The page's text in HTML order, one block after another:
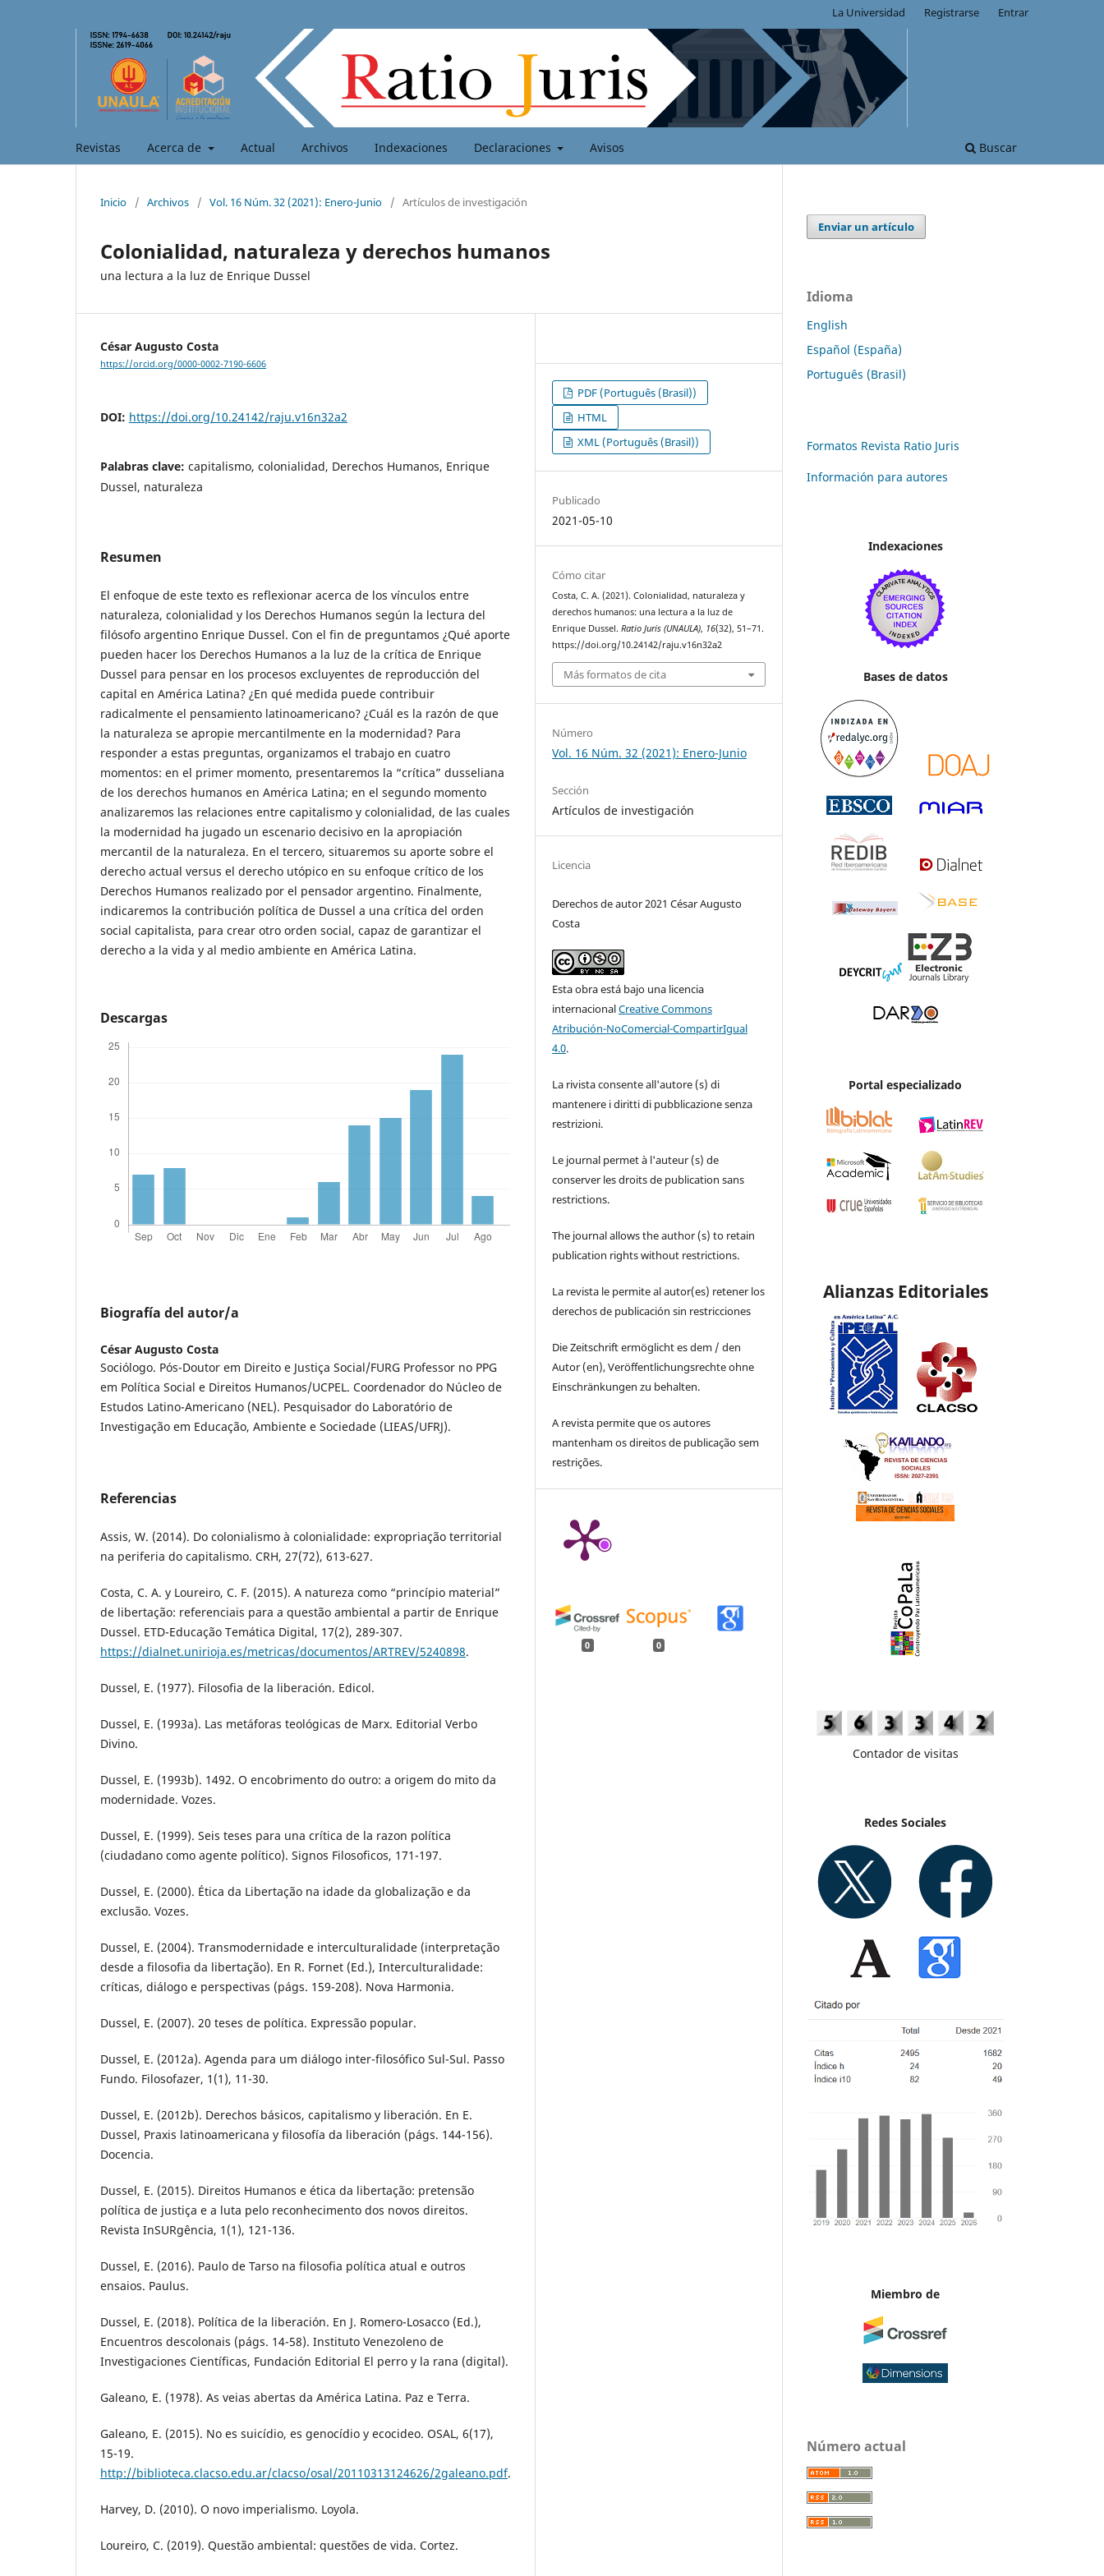
Revistas Acerca de Actual Archivos Indexaciones Declaraciones Avisos Buscar
La Universidad Registrarse Entrar
Inicio / Archivos / Vol. 16 Núm. 32 (2021): Enero-Junio / Artículos de investigación
Colonialidad, naturaleza y derechos humanos
una lectura a la luz de Enrique Dussel
César Augusto Costa
https://orcid.org/0000-0002-7190-6606
DOI: https://doi.org/10.24142/raju.v16n32a2
Palabras clave: capitalismo, colonialidad, Derechos Humanos, Enrique
Dussel, naturaleza
Resumen
El enfoque de este texto es reflexionar acerca de los vínculos entre
naturaleza, colonialidad y los Derechos Humanos según la lectura del
filósofo argentino Enrique Dussel. Con el fin de preguntamos ¿Qué aporte
pueden hacer los Derechos Humanos a la luz de la crítica de Enrique
Dussel para pensar en los procesos excluyentes de reproducción del
capital en América Latina? ¿En qué medida puede contribuir
radicalmente el pensamiento latinoamericano? ¿Cuál es la razón de que
la naturaleza se apropie mercantilmente en la modernidad? Para
responder a estas preguntas, organizamos el trabajo en cuatro
momentos: en el primer momento, presentaremos la “crítica” dusseliana
de los derechos humanos en América Latina; en el segundo momento
analizaremos las relaciones entre capitalismo y colonialidad, de las cuales
la modernidad ha jugado un escenario decisivo en la apropiación
mercantil de la naturaleza. En el tercero, situaremos su aporte sobre el
derecho actual versus el derecho utópico en su enfoque crítico de los
Derechos Humanos realizado por el pensador argentino. Finalmente,
indicaremos la contribución política de Dussel a una crítica del orden
social capitalista, para crear otro orden social, capaz de garantizar el
derecho a la vida y al medio ambiente en América Latina.
Descargas
Biografía del autor/a
César Augusto Costa
Sociólogo. Pós-Doutor em Direito e Justiça Social/FURG Professor no PPG
em Política Social e Direitos Humanos/UCPEL. Coordenador do Núcleo de
Estudos Latino-Americano (NEL). Pesquisador do Laboratório de
Investigação em Educação, Ambiente e Sociedade (LIEAS/UFRJ).
Referencias
Assis, W. (2014). Do colonialismo à colonialidade: expropriação territorial
na periferia do capitalismo. CRH, 27(72), 613-627.
Costa, C. A. y Loureiro, C. F. (2015). A natureza como “princípio material”
de libertação: referenciais para a questão ambiental a partir de Enrique
Dussel. ETD-Educação Temática Digital, 17(2), 289-307.
https://dialnet.unirioja.es/metricas/documentos/ARTREV/5240898.
Dussel, E. (1977). Filosofia de la liberación. Edicol.
Dussel, E. (1993a). Las metáforas teológicas de Marx. Editorial Verbo
Divino.
Dussel, E. (1993b). 1492. O encobrimento do outro: a origem do mito da
modernidade. Vozes.
Dussel, E. (1999). Seis teses para una crítica de la razon política
(ciudadano como agente político). Signos Filosoficos, 171-197.
Dussel, E. (2000). Ética da Libertação na idade da globalização e da
exclusão. Vozes.
Dussel, E. (2004). Transmodernidade e interculturalidade (interpretação
desde a filosofia da libertação). En R. Fornet (Ed.), Interculturalidade:
críticas, diálogo e perspectivas (págs. 159-208). Nova Harmonia.
Dussel, E. (2007). 20 teses de política. Expressão popular.
Dussel, E. (2012a). Agenda para um diálogo inter-filosófico Sul-Sul. Passo
Fundo. Filosofazer, 1(1), 11-30.
Dussel, E. (2012b). Derechos básicos, capitalismo y liberación. En E.
Dussel, Praxis latinoamericana y filosofía da liberación (págs. 144-156).
Docencia.
Dussel, E. (2015). Direitos Humanos e ética da libertação: pretensão
política de justiça e a luta pelo reconhecimento dos novos direitos.
Revista InSURgência, 1(1), 121-136.
Dussel, E. (2016). Paulo de Tarso na filosofia política atual e outros
ensaios. Paulus.
Dussel, E. (2018). Política de la liberación. En J. Romero-Losacco (Ed.),
Encuentros descolonais (págs. 14-58). Instituto Venezoleno de
Investigaciones Científicas, Fundación Editorial El perro y la rana (digital).
Galeano, E. (1978). As veias abertas da América Latina. Paz e Terra.
Galeano, E. (2015). No es suicídio, es genocídio y ecocideo. OSAL, 6(17),
15-19.
http://biblioteca.clacso.edu.ar/clacso/osal/20110313124626/2galeano.pdf.
Harvey, D. (2010). O novo imperialismo. Loyola.
Loureiro, C. (2019). Questão ambiental: questões de vida. Cortez.
PDF (Português (Brasil))
HTML
XML (Português (Brasil))
Publicado
2021-05-10
Cómo citar
Costa, C. A. (2021). Colonialidad, naturaleza y
derechos humanos: una lectura a la luz de
Enrique Dussel.Ratio Juris (UNAULA), 16(32), 51–71.
https://doi.org/10.24142/raju.v16n32a2
Más formatos de cita
Número
Vol. 16 Núm. 32 (2021): Enero-Junio
Sección
Artículos de investigación
Licencia
Derechos de autor 2021 César Augusto
Costa
Esta obra está bajo una licencia
internacionalCreative Commons
Atribución-NoComercial-CompartirIgual
4.0.
La rivista consente all'autore (s) di
mantenere i diritti di pubblicazione senza
restrizioni.
Le journal permet à l'auteur (s) de
conserver les droits de publication sans
restrictions.
The journal allows the author (s) to retain
publication rights without restrictions.
La revista le permite al autor(es) retener los
derechos de publicación sin restricciones
Die Zeitschrift ermöglicht es dem / den
Autor (en), Veröffentlichungsrechte ohne
Einschränkungen zu behalten.
A revista permite que os autores
mantenham os direitos de publicação sem
restrições.
0 0
Enviar un artículo
Idioma
English
Español (España)
Português (Brasil)
Formatos Revista Ratio Juris
Información para autores
Indexaciones
Bases de datos
Portal especializado
Alianzas Editoriales
Contador de visitas
Redes Sociales
Miembro de
Número actual